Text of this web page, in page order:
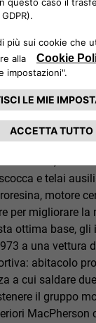
vettura da corsa
a fare
storia del Rally.
tra la
e l’intuito di
corse Lancia
e telai
motore
per migliorare la
ottima base, gli
a una vettura
abitacolo
a cui saldare
il gruppo
MacPherson